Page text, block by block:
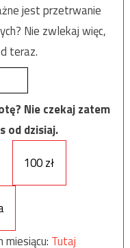
jest przetrwanie
Nie zwlekaj więc,
teraz.
Nie czekaj zatem
od dzisiaj.
100 zł
Tutaj